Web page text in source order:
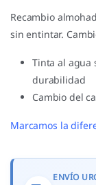
Recambio
sin entintar.
Tinta al agua
durabilidad
Cambio del
Marcamos la
ENVÍO